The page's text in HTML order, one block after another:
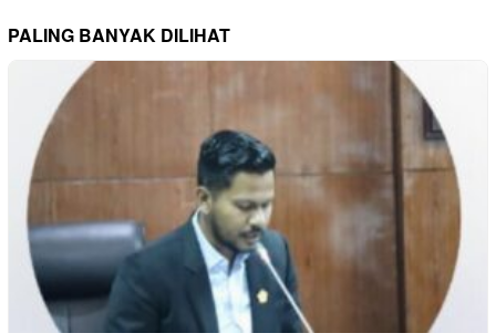
PALING BANYAK DILIHAT